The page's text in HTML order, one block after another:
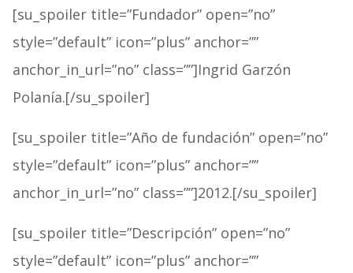
[su_spoiler title=”Fundador” open=”no”
style=”default” icon=”plus” anchor=””
anchor_in_url=”no” class=””]Ingrid Garzón
Polanía.[/su_spoiler]
[su_spoiler title=”Año de fundación” open=”no”
style=”default” icon=”plus” anchor=””
anchor_in_url=”no” class=””]2012.[/su_spoiler]
[su_spoiler title=”Descripción” open=”no”
style=”default” icon=”plus” anchor=””